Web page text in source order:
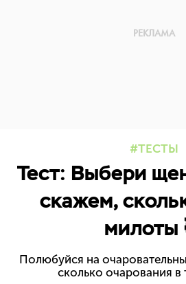
ТЕСТЫ
Тест: Выбери
скажем,
милоты
Полюбуйся на
сколько очарования в